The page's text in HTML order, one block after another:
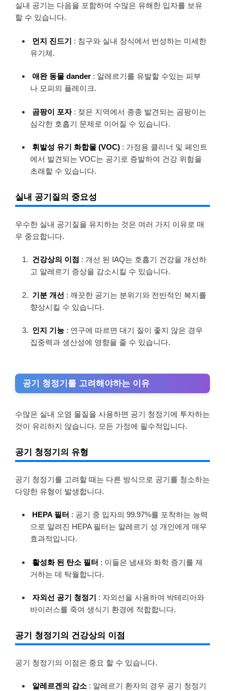
실내 공기는 다음을 포함하여 수많은 유해한 입자를 보유
할 수 있습니다.
먼지 진드기 : 침구와 실내 장식에서 번성하는 미세한
유기체.
애완 동물 dander : 알레르기를 유발할 수있는 피부
나 모피의 플레이크.
곰팡이 포자 : 젖은 지역에서 종종 발견되는 곰팡이는
심각한 호흡기 문제로 이어질 수 있습니다.
휘발성 유기 화합물 (VOC) : 가정용 클리너 및 페인트
에서 발견되는 VOC는 공기로 증발하여 건강 위험을
초래할 수 있습니다.
실내 공기질의 중요성
우수한 실내 공기질을 유지하는 것은 여러 가지 이유로 매
우 중요합니다.
건강상의 이점 : 개선 된 IAQ는 호흡기 건강을 개선하
고 알레르기 증상을 감소시킬 수 있습니다.
기분 개선 : 깨끗한 공기는 분위기와 전반적인 복지를
향상시킬 수 있습니다.
인지 기능 : 연구에 따르면 대기 질이 좋지 않은 경우
집중력과 생산성에 영향을 줄 수 있습니다.
공기 청정기를 고려해야하는 이유
수많은 실내 오염 물질을 사용하면 공기 청정기에 투자하는
것이 유리하지 않습니다. 모든 가정에 필수적입니다.
공기 청정기의 유형
공기 청정기를 고려할 때는 다른 방식으로 공기를 청소하는
다양한 유형이 발생합니다.
HEPA 필터 : 공기 중 입자의 99.97%를 포착하는 능력
으로 알려진 HEPA 필터는 알레르기 성 개인에게 매우
효과적입니다.
활성화 된 탄소 필터 : 이들은 냄새와 화학 증기를 제
거하는 데 탁월합니다.
자외선 공기 청정기 : 자외선을 사용하여 박테리아와
바이러스를 죽여 생식기 환경에 적합합니다.
공기 청정기의 건강상의 이점
공기 청정기의 이점은 중요 할 수 있습니다.
알레르겐의 감소 : 알레르기 환자의 경우 공기 청정기